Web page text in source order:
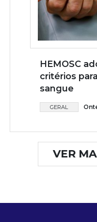
HEMOSC
critérios
sangue
GERAL
VER